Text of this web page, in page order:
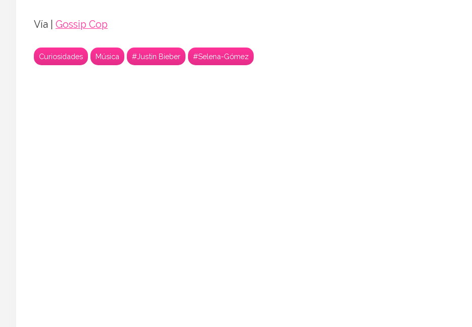
Vía | Gossip Cop
Curiosidades Música #Justin Bieber #Selena-Gómez